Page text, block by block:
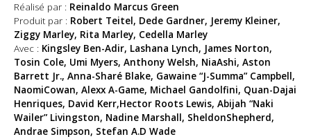
Réalisé par : Reinaldo Marcus Green
Produit par : Robert Teitel, Dede Gardner, Jeremy Kleiner,
Ziggy Marley, Rita Marley, Cedella Marley
Avec : Kingsley Ben-Adir, Lashana Lynch, James Norton,
Tosin Cole, Umi Myers, Anthony Welsh, NiaAshi, Aston
Barrett Jr., Anna-Sharé Blake, Gawaine “J-Summa” Campbell,
NaomiCowan, Alexx A-Game, Michael Gandolfini, Quan-Dajai
Henriques, David Kerr,Hector Roots Lewis, Abijah “Naki
Wailer” Livingston, Nadine Marshall, SheldonShepherd,
Andrae Simpson, Stefan A.D Wade